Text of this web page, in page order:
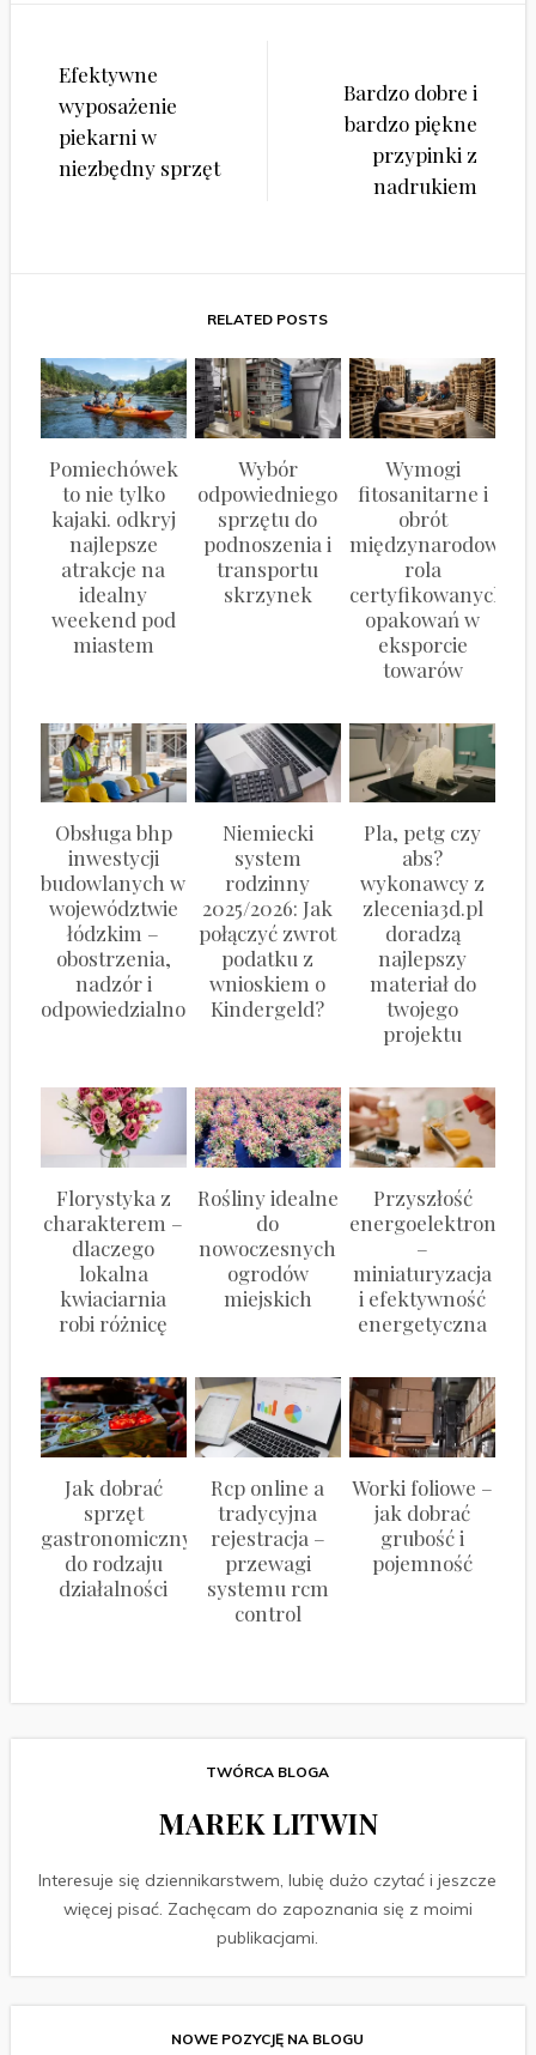
Nawigacja
wpisu
Efektywne
wyposażenie
piekarni w
niezbędny sprzęt
Bardzo dobre i
bardzo piękne
przypinki z
nadrukiem
RELATED POSTS
Pomiechówek
to nie tylko
kajaki. odkryj
najlepsze
atrakcje na
idealny
weekend pod
miastem
Wybór
odpowiedniego
sprzętu do
podnoszenia i
transportu
skrzynek
Wymogi
fitosanitarne i
obrót
międzynarodowy:
rola
certyfikowanych
opakowań w
eksporcie
towarów
Obsługa bhp
inwestycji
budowlanych w
województwie
łódzkim –
obostrzenia,
nadzór i
odpowiedzialność
Niemiecki
system
rodzinny
2025/2026: Jak
połączyć zwrot
podatku z
wnioskiem o
Kindergeld?
Pla, petg czy
abs?
wykonawcy z
zlecenia3d.pl
doradzą
najlepszy
materiał do
twojego
projektu
Florystyka z
charakterem –
dlaczego
lokalna
kwiaciarnia
robi różnicę
Rośliny idealne
do
nowoczesnych
ogrodów
miejskich
Przyszłość
energoelektroniki
–
miniaturyzacja
i efektywność
energetyczna
Jak dobrać
sprzęt
gastronomiczny
do rodzaju
działalności
Rcp online a
tradycyjna
rejestracja –
przewagi
systemu rcm
control
Worki foliowe –
jak dobrać
grubość i
pojemność
TWÓRCA BLOGA
MAREK LITWIN
Interesuje się dziennikarstwem, lubię dużo czytać i jeszcze
więcej pisać. Zachęcam do zapoznania się z moimi
publikacjami.
NOWE POZYCJĘ NA BLOGU